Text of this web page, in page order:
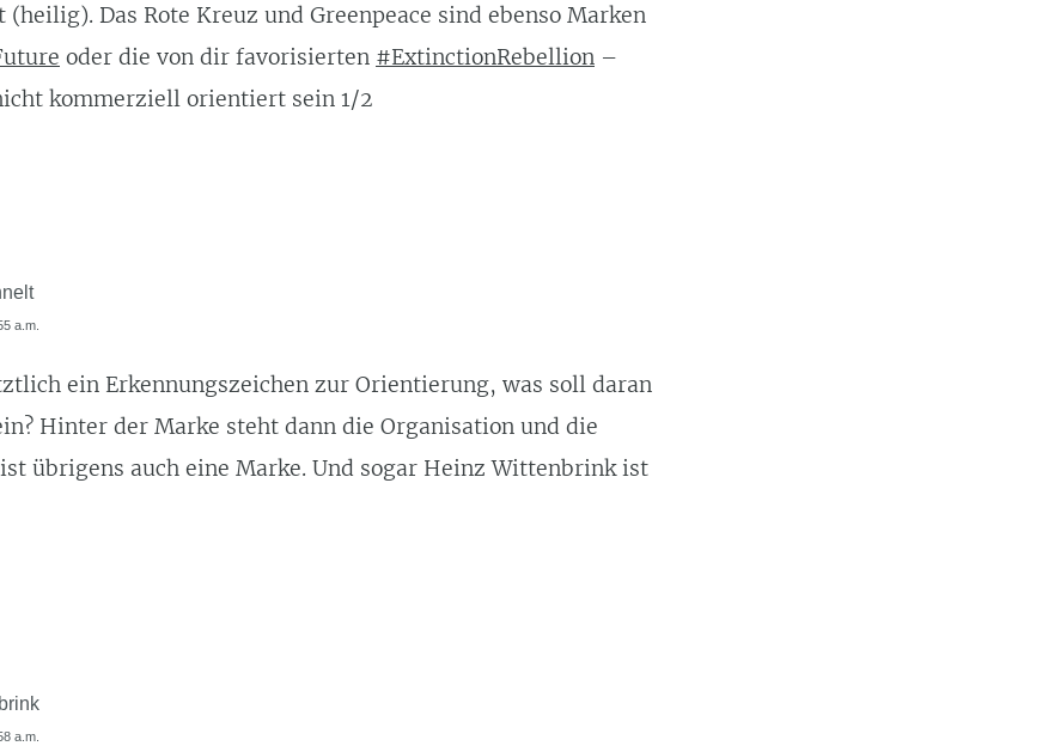
(heilig). Das Rote Kreuz und Greenpeace sind ebenso Marken
oder die von dir favorisierten #ExtinctionRebellion –
kommerziell orientiert sein 1/2
a.m.
ein Erkennungszeichen zur Orientierung, was soll daran
Hinter der Marke steht dann die Organisation und die
übrigens auch eine Marke. Und sogar Heinz Wittenbrink ist
a.m.